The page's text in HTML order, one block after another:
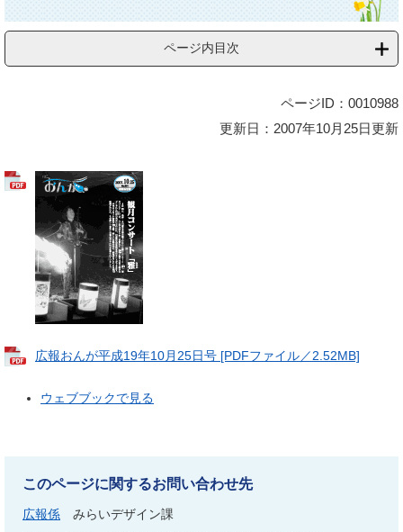
ページ内目次
ページID：0010988
更新日：2007年10月25日更新
広報おんが平成19年10月25日号 [PDFファイル／2.52MB]
ウェブブックで見る
このページに関するお問い合わせ先
広報係
みらいデザイン課